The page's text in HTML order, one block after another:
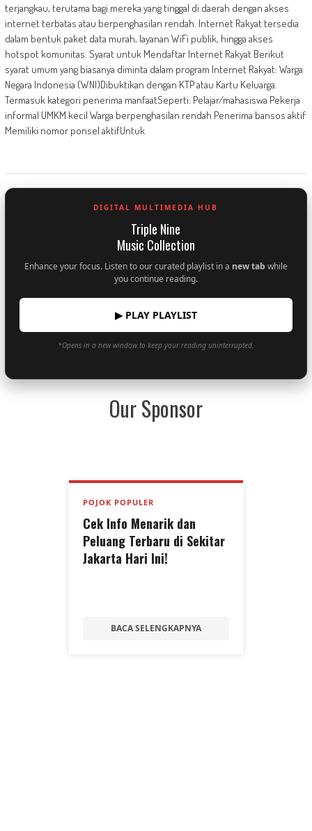
terjangkau, terutama bagi mereka yang tinggal di daerah dengan akses
internet terbatas atau berpenghasilan rendah. Internet Rakyat tersedia
dalam bentuk paket data murah, layanan WiFi publik, hingga akses
hotspot komunitas. Syarat untuk Mendaftar Internet Rakyat Berikut
syarat umum yang biasanya diminta dalam program Internet Rakyat: Warga
Negara Indonesia (WNI)Dibuktikan dengan KTP atau Kartu Keluarga.
Termasuk kategori penerima manfaatSeperti: Pelajar/mahasiswa Pekerja
informal UMKM kecil Warga berpenghasilan rendah Penerima bansos aktif
Memiliki nomor ponsel aktifUntuk
DIGITAL MULTIMEDIA HUB
Triple Nine
Music Collection
Enhance your focus. Listen to our curated playlist in a new tab while
you continue reading.
▶ PLAY PLAYLIST
*Opens in a new window to keep your reading uninterrupted.
Our Sponsor
POJOK POPULER
Cek Info Menarik dan
Peluang Terbaru di Sekitar
Jakarta Hari Ini!
BACA SELENGKAPNYA